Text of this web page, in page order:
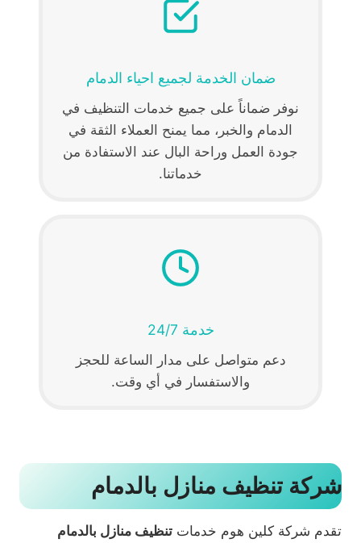
ضمان الخدمة لجميع احياء الدمام
نوفر ضماناً على جميع خدمات التنظيف في
الدمام والخبر، مما يمنح العملاء الثقة في
جودة العمل وراحة البال عند الاستفادة من
خدماتنا.
خدمة 24/7
دعم متواصل على مدار الساعة للحجز
والاستفسار في أي وقت.
شركة تنظيف منازل بالدمام
تقدم شركة كلين هوم خدمات تنظيف منازل بالدمام